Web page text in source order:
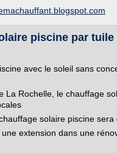
piscine par
avec le soleil sans
La Rochelle, le chauffage
solaire piscine
extension dans une